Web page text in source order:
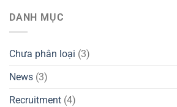
DANH MỤC
Chưa phân loại (3)
News (3)
Recruitment (4)